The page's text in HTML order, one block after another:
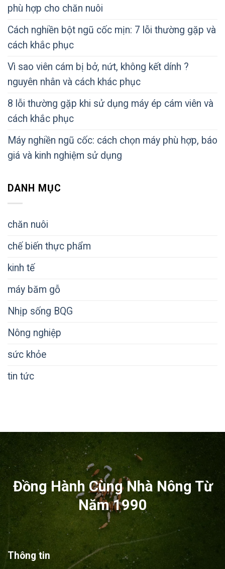
phù hợp cho chăn nuôi
Cách nghiền bột ngũ cốc mịn: 7 lỗi thường gặp và
cách khắc phục
Vì sao viên cám bị bở, nứt, không kết dính ?
nguyên nhân và cách khác phục
8 lỗi thường gặp khi sử dụng máy ép cám viên và
cách khắc phục
Máy nghiền ngũ cốc: cách chọn máy phù hợp, báo
giá và kinh nghiệm sử dụng
DANH MỤC
chăn nuôi
chế biến thực phẩm
kinh tế
máy băm gỗ
Nhịp sống BQG
Nông nghiệp
sức khỏe
tin tức
Đồng Hành Cùng Nhà Nông Từ
Năm 1990
Thông tin